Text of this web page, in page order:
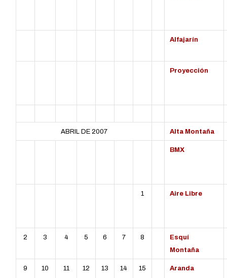
Alfajarín
Proyección
ABRIL DE 2007 Alta Montaña
BMX
1 Aire Libre
2 3 4 5 6 7 8
Esquí
Montaña
9 10 11 12 13 14 15 Aranda